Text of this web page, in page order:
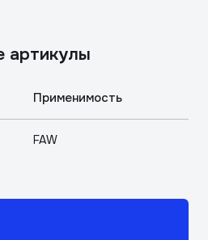
артикулы
Применимость
FAW